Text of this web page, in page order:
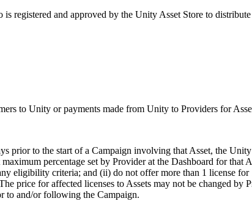
registered and approved by the Unity Asset Store to
to Unity or payments made from Unity to Providers for
prior to the start of a Campaign involving that Asset, the
percentage set by Provider at the Dashboard for that
criteria; and (ii) do not offer more than 1 license for
price for affected licenses to Assets may not be changed by
to and/or following the Campaign.